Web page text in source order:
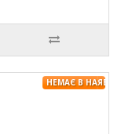
НЕМАЄ В